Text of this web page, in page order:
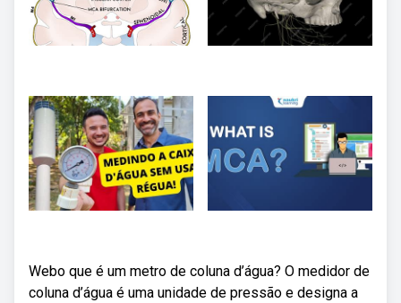
Webo que é um metro de coluna d’água? O medidor de
coluna d’água é uma unidade de pressão e designa a